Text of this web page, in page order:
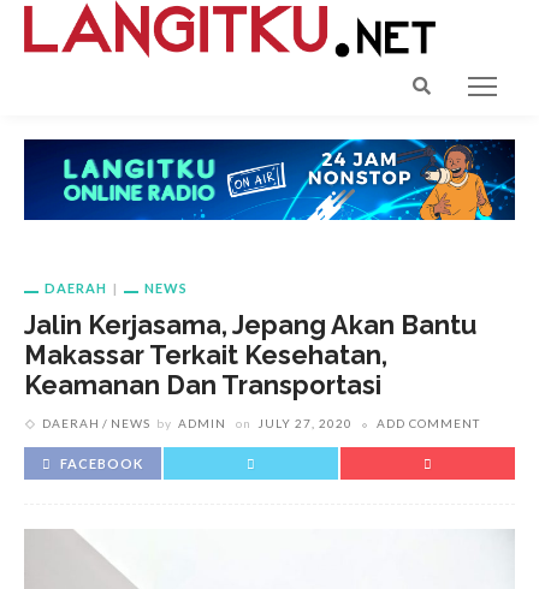
DAERAH NEWS
Jalin Kerjasama, Jepang Akan Bantu
Makassar Terkait Kesehatan,
Keamanan Dan Transportasi
DAERAH NEWS by ADMIN on JULY 27, 2020 ADD COMMENT
FACEBOOK